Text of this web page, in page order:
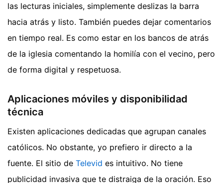
las lecturas iniciales, simplemente deslizas la barra
hacia atrás y listo. También puedes dejar comentarios
en tiempo real. Es como estar en los bancos de atrás
de la iglesia comentando la homilía con el vecino, pero
de forma digital y respetuosa.
Aplicaciones móviles y disponibilidad
técnica
Existen aplicaciones dedicadas que agrupan canales
católicos. No obstante, yo prefiero ir directo a la
fuente. El sitio de Televid es intuitivo. No tiene
publicidad invasiva que te distraiga de la oración. Eso